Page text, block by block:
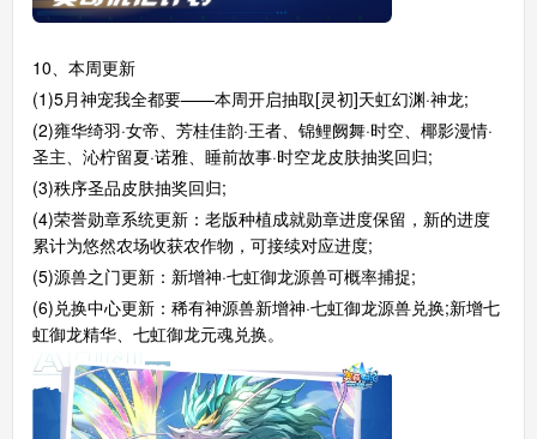
10、本周更新
(1)5月神宠我全都要——本周开启抽取[灵初]天虹幻渊·神龙;
(2)雍华绮羽·女帝、芳桂佳韵·王者、锦鲤阙舞·时空、椰影漫情·
圣主、沁柠留夏·诺雅、睡前故事·时空龙皮肤抽奖回归;
(3)秩序圣品皮肤抽奖回归;
(4)荣誉勋章系统更新：老版种植成就勋章进度保留，新的进度
累计为悠然农场收获农作物，可接续对应进度;
(5)源兽之门更新：新增神·七虹御龙源兽可概率捕捉;
(6)兑换中心更新：稀有神源兽新增神·七虹御龙源兽兑换;新增七
虹御龙精华、七虹御龙元魂兑换。